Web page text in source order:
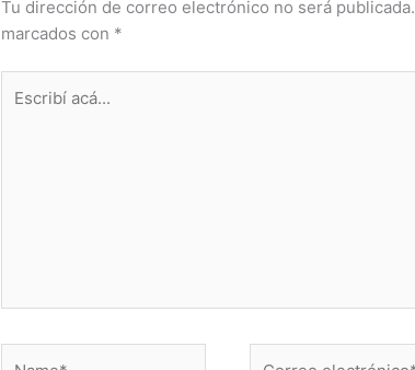
Tu dirección de correo electrónico no será publicada.
marcados con *
acá...